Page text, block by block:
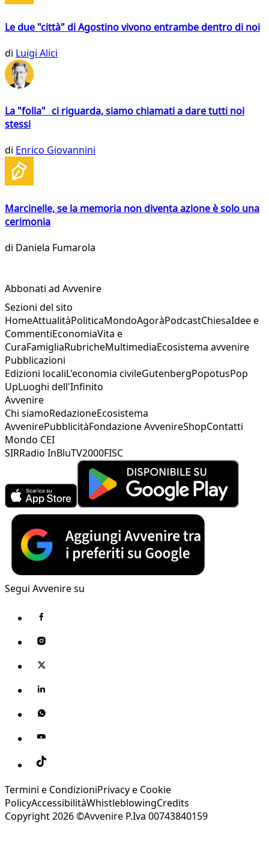
Le due "città" di Agostino vivono entrambe dentro di noi
di Luigi Alici
La "folla" ci riguarda, siamo chiamati a dare tutti noi
stessi
di Enrico Giovannini
Marcinelle, se la memoria non diventa azione è solo una
cerimonia
di Daniela Fumarola
Abbonati ad Avvenire
Sezioni del sito
HomeAttualitàPoliticaMondoAgoràPodcastChiesaIdee e
CommentiEconomiaVita e
CuraFamigliaRubricheMultimediaEcosistema avvenire
Pubblicazioni
Edizioni localiL'economia civileGutenbergPopotusPop
UpLuoghi dell'Infinito
Avvenire
Chi siamoRedazioneEcosistema
AvvenirePubblicitàFondazione AvvenireShopContatti
Mondo CEI
SIRRadio InBluTV2000FISC
Segui Avvenire su
Termini e CondizioniPrivacy e Cookie
PolicyAccessibilitàWhistleblowingCredits
Copyright 2026 ©Avvenire P.Iva 00743840159